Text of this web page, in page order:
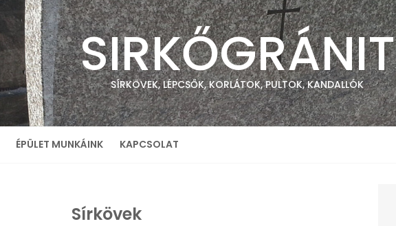
SIRKŐGRÁNIT
SÍRKÖVEK, LÉPCSŐK, KORLÁTOK, PULTOK, KANDALLÓK
ÉPÜLET MUNKÁINK KAPCSOLAT
Sírkövek